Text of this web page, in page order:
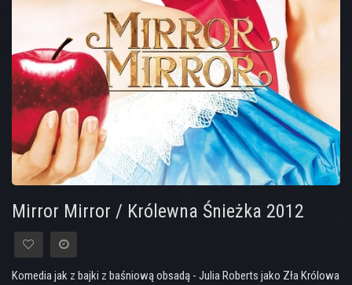
Mirror Mirror / Królewna Śnieżka 2012
Komedia jak z bajki z baśniową obsadą - Julia Roberts jako Zła Królowa